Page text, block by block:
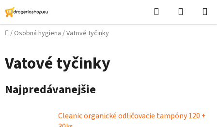
Prejsť
na
obsah
Hľadať
košík
Domov
/Osobná hygiena/Vatové tyčinky
Vatové tyčinky
Najpredávanejšie
Cleanic organické odličovacie tampóny 120 +